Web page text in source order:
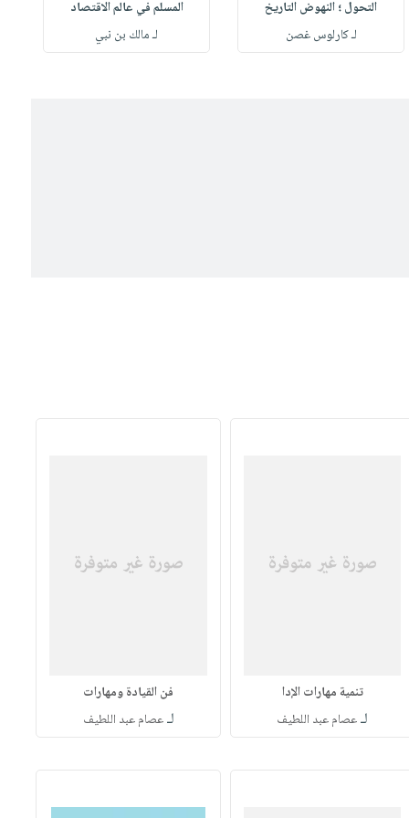
التحول ؛ النهوض التاريخ
لـ كارلوس غصن
المسلم في عالم الاقتصاد
لـ مالك بن نبي
تنمية مهارات الإدا
لـعصام عبد اللطيف
فن القيادة ومهارات
لـعصام عبد اللطيف